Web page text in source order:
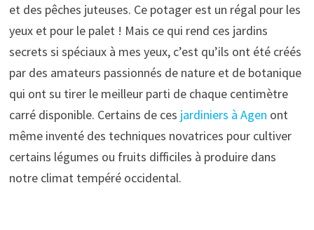
et des pêches juteuses. Ce potager est un régal pour les
yeux et pour le palet ! Mais ce qui rend ces jardins
secrets si spéciaux à mes yeux, c’est qu’ils ont été créés
par des amateurs passionnés de nature et de botanique
qui ont su tirer le meilleur parti de chaque centimètre
carré disponible. Certains de ces jardiniers à Agen ont
même inventé des techniques novatrices pour cultiver
certains légumes ou fruits difficiles à produire dans
notre climat tempéré occidental.